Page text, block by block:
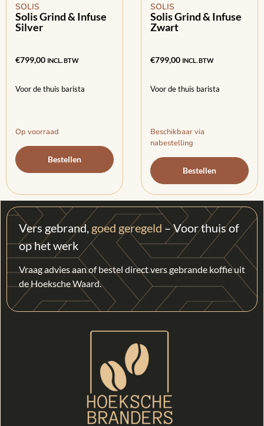
SOLIS
Solis Grind & Infuse
Silver
€799,00 INCL. BTW
Voor de thuis barista
Op voorraad
Bestellen
SOLIS
Solis Grind & Infuse
Zwart
€799,00 INCL. BTW
Voor de thuis barista
Beschikbaar via
nabestelling
Bestellen
Vers gebrand, goed geregeld – Voor thuis of
op het werk
Vraag advies aan of bestel direct vers gebrande koffie uit
de Hoeksche Waard.